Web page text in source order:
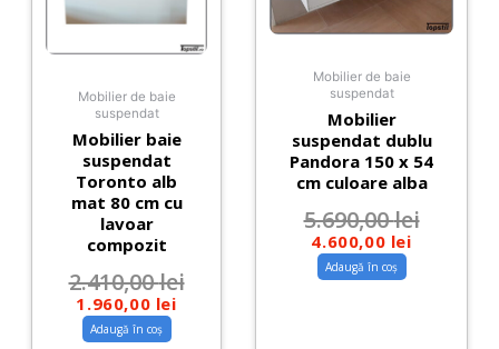
Mobilier de baie
suspendat
Mobilier baie
suspendat
Toronto alb
mat 80 cm cu
lavoar
compozit
2.410,00lei
1.960,00 lei
Adaugă în coș
Mobilier de baie
suspendat
Mobilier
suspendat dublu
Pandora 150 x 54
cm culoare alba
5.690,00lei
4.600,00 lei
Adaugă în coș